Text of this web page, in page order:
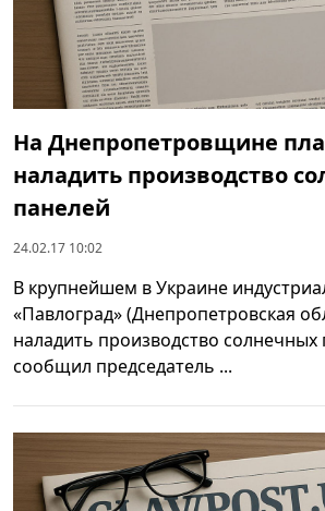
На Днепропетровщине
наладить производство
панелей
24.02.17 10:02
В крупнейшем в Украине
«Павлоград» (Днепропетровская
наладить производство солнечных
сообщил председатель ...